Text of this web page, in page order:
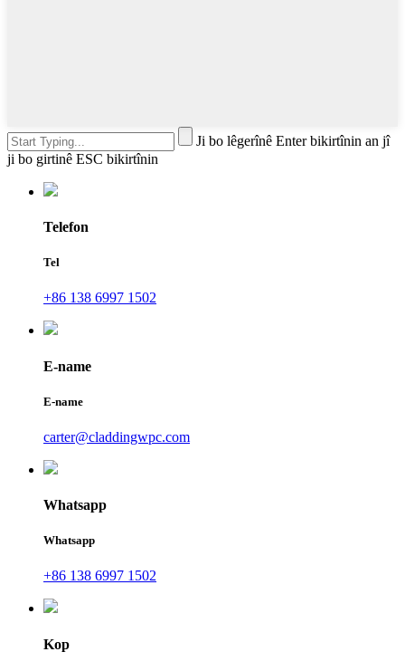
Ji bo lêgerînê Enter bikirtînin an jî
ji bo girtinê ESC bikirtînin
Telefon
Tel
+86 138 6997 1502
E-name
E-name
carter@claddingwpc.com
Whatsapp
Whatsapp
+86 138 6997 1502
Kop